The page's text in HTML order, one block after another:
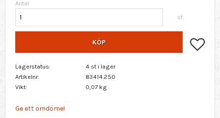
Antal
st
KÖP
Lagerstatus
4 st i lager
Artikelnr
83414.250
Vikt
0,07 kg
Ge ett omdöme!